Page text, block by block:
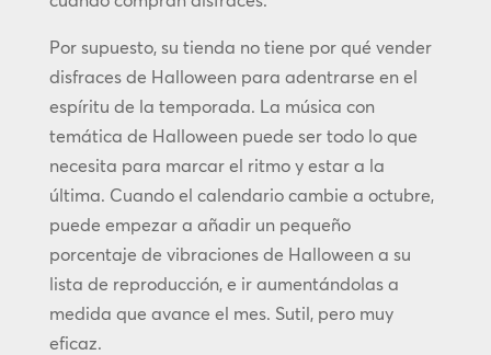
Por supuesto, su tienda no tiene por qué vender
disfraces de Halloween para adentrarse en el
espíritu de la temporada. La música con
temática de Halloween puede ser todo lo que
necesita para marcar el ritmo y estar a la
última. Cuando el calendario cambie a octubre,
puede empezar a añadir un pequeño
porcentaje de vibraciones de Halloween a su
lista de reproducción, e ir aumentándolas a
medida que avance el mes. Sutil, pero muy
eficaz.